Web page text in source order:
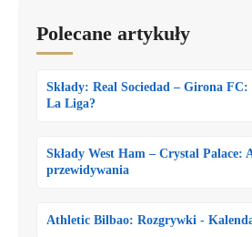
Polecane artykuły
Składy: Real Sociedad – Girona
La Liga?
Składy West Ham – Crystal Palace:
przewidywania
Athletic Bilbao: Rozgrywki -